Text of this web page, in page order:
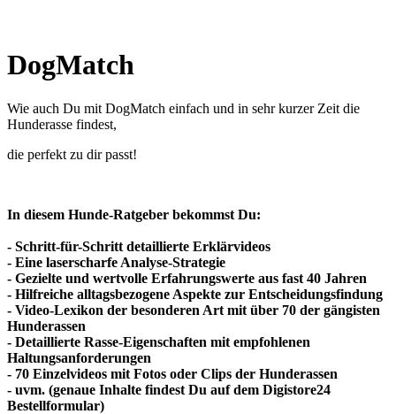
DogMatch
Wie auch Du mit DogMatch einfach und in sehr kurzer Zeit die
Hunderasse findest,
die perfekt zu dir passt!
In diesem Hunde-Ratgeber bekommst Du:
- Schritt-für-Schritt detaillierte Erklärvideos
- Eine laserscharfe Analyse-Strategie
- Gezielte und wertvolle Erfahrungswerte aus fast 40 Jahren
- Hilfreiche alltagsbezogene Aspekte zur Entscheidungsfindung
- Video-Lexikon der besonderen Art mit über 70 der gängisten
Hunderassen
- Detaillierte Rasse-Eigenschaften mit empfohlenen
Haltungsanforderungen
- 70 Einzelvideos mit Fotos oder Clips der Hunderassen
- uvm. (genaue Inhalte findest Du auf dem Digistore24
Bestellformular)